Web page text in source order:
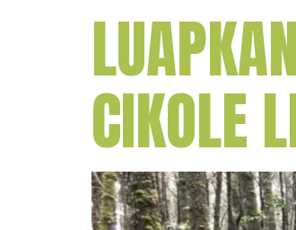
CIKOLE